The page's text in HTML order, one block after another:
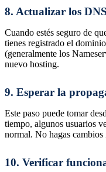
8. Actualizar los DNS
Cuando estés seguro de
tienes registrado el
(generalmente los
nuevo hosting.
9. Esperar la
Este paso puede tomar
tiempo, algunos usuarios
normal. No hagas cambios
10. Verificar